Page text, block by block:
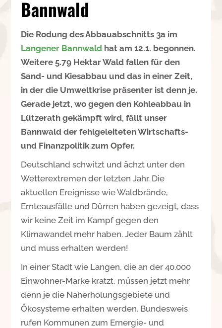
Bannwald
Die Rodung des Abbauabschnitts 3a im
Langener Bannwald hat am 12.1. begonnen.
Weitere 5.79 Hektar Wald fallen für den
Sand- und Kiesabbau und das in einer Zeit,
in der die Umweltkrise präsenter ist denn je.
Gerade jetzt, wo gegen den Kohleabbau in
Lützerath gekämpft wird, fällt unser
Bannwald der fehlgeleiteten Wirtschafts-
und Finanzpolitik zum Opfer.
Deutschland schwitzt und ächzt unter den
Wetterextremen der letzten Jahr. Die
aktuellen Ereignisse wie Waldbrände,
Ernteausfälle und Dürren haben gezeigt, dass
wir keine Zeit im Kampf gegen den
Klimawandel mehr haben. Jeder Baum zählt
und muss erhalten werden!
In einer Stadt wie Langen, die an der 40.000
Einwohner-Marke kratzt, müssen jetzt mehr
denn je die Naherholungsgebiete und
Ökosysteme erhalten werden. Bundesweis
rufen Kommunen zum Ernergie- und